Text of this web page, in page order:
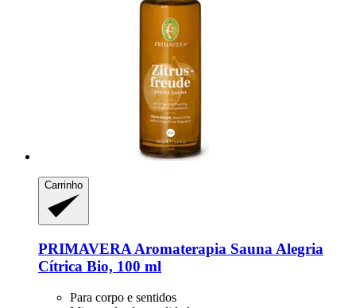
Carrinho
PRIMAVERA Aromaterapia Sauna Alegria
Cítrica Bio, 100 ml
Para corpo e sentidos